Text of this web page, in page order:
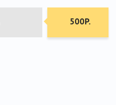
500Р.